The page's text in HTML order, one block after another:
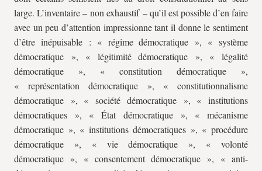
large. L’inventaire – non exhaustif – qu’il est possible d’en faire
avec un peu d’attention impressionne tant il donne le sentiment
d’être inépuisable : « régime démocratique », « système
démocratique », « légitimité démocratique », « légalité
démocratique », « constitution démocratique »,
« représentation démocratique », « constitutionnalisme
démocratique », « société démocratique », « institutions
démocratiques », « État démocratique », « mécanisme
démocratique », « institutions démocratiques », « procédure
démocratique », « vie démocratique », « volonté
démocratique », « consentement démocratique », « anti-